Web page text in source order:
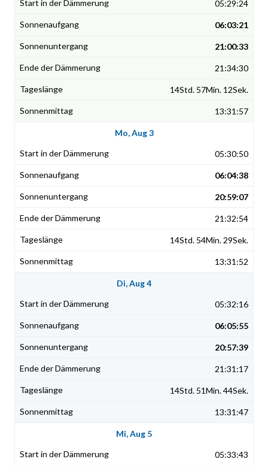
05:29:24
06:03:21
21:00:33
21:34:30
14Std. 57Min. 12Sek.
13:31:57
Mo, Aug 3
05:30:50
06:04:38
20:59:07
21:32:54
14Std. 54Min. 29Sek.
13:31:52
Di, Aug 4
05:32:16
06:05:55
20:57:39
21:31:17
14Std. 51Min. 44Sek.
13:31:47
Mi, Aug 5
05:33:43